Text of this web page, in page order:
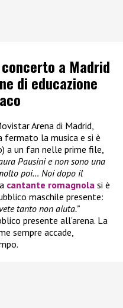
a Madrid
di educazione
Arena di Madrid,
fermato la musica e si è
a un fan nelle prime file,
Pausini e non sono una
poi… Noi dopo il
cantante romagnola si è
maschile presente:
tanto non aiuta.”
presente all’arena. La
sempre accade,